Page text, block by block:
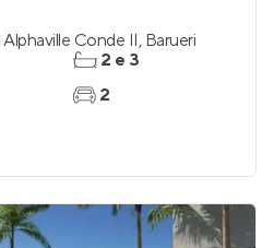
Alphaville Conde II, Barueri
2 e 3
2